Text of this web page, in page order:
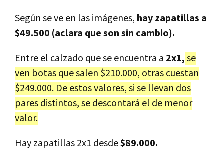
Según se ve en las imágenes, hay zapatillas a
$49.500 (aclara que son sin cambio).
Entre el calzado que se encuentra a 2x1,se
ven botas que salen $210.000, otras cuestan
$249.000. De estos valores, si se llevan dos
pares distintos, se descontará el de menor
valor.
Hay zapatillas 2x1 desde$89.000.